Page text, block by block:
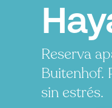
Reserva
Buitenhof.
sin estrés.